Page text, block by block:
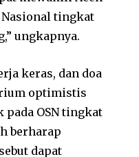
Nasional tingkat
ungkapnya.
keras, dan doa
optimistis
OSN tingkat
berharap
dapat